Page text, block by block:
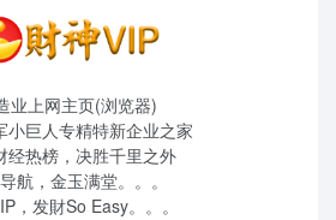
业上网主页(浏览器)
小巨人专精特新企业之家
经热榜，决胜千里之外
航，金玉满堂。。。
，发財So Easy。。。